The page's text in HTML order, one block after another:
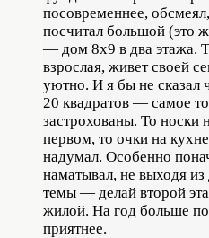
посовременнее,
посчитал большой (это
— дом 8х9 в два этажа.
взрослая, живет своей
уютно. И я бы не сказал
20 квадратов — самое
застрохованы. То носки
первом, то очки на
надумал. Особенно
наматывал, не выходя
темы — делай второй
жилой. На год больше
приятнее.